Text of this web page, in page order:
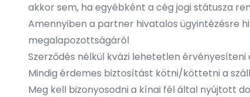
akkor sem, ha egyébként a cég jogi státusza
Amennyiben a partner hivatalos ügyintézésre
megalapozottságáról
Szerződés nélkül kvázi lehetetlen
Mindig érdemes biztosítást kötni/köttetni a
Meg kell bizonyosodni a kínai fél által nyújtott